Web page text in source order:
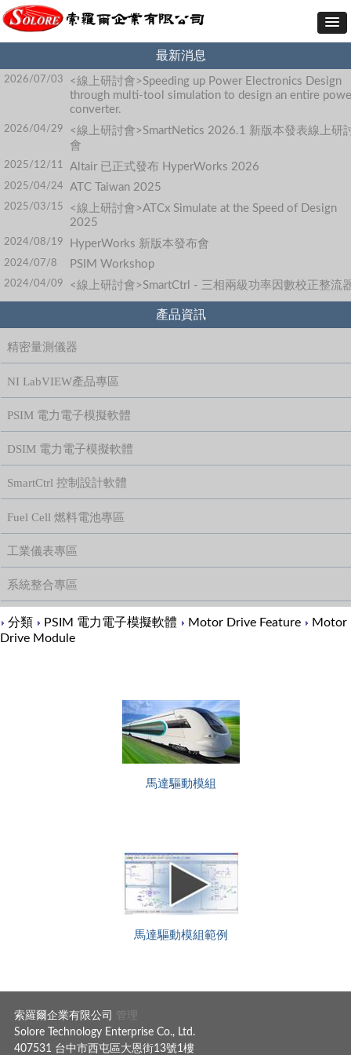
最新消息
2026/07/03
<線上研討會>Speeding up Power Electronics Design
through multi-tool simulation to design an entire
converter.
2026/04/29
<線上研討會>SmartNetics 2026.1 新版本發表線上研
會
2025/12/11 Altair 已正式發布 HyperWorks 2026
2025/04/24 ATC Taiwan 2025
2025/03/15
<線上研討會>ATCx Simulate at the Speed of Design
2025
2024/08/19 HyperWorks 新版本發布會
2024/07/8 PSIM Workshop
2024/04/09 <線上研討會>SmartCtrl - 三相兩級功率因數校正整流
產品資訊
精密量測儀器
NI LabVIEW產品專區
PSIM 電力電子模擬軟體
DSIM 電力電子模擬軟體
SmartCtrl 控制設計軟體
Fuel Cell 燃料電池專區
工業儀表專區
系統整合專區
Content
分類 PSIM 電力電子模擬軟體 Motor Drive Feature
Motor
Drive Module
馬達驅動模組
馬達驅動模組範例
索羅爾企業有限公司
管理
Solore Technology Enterprise Co., Ltd.
407531 台中市西屯區大恩街13號1樓